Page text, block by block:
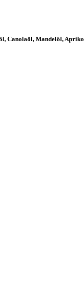
Canolaöl, Mandelöl,